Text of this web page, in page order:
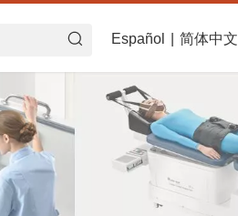
Español 简体中文